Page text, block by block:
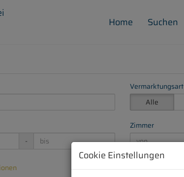
Home Suchen
Vermarktungsart
Alle
-
Zimmer
Cookie Einstellungen